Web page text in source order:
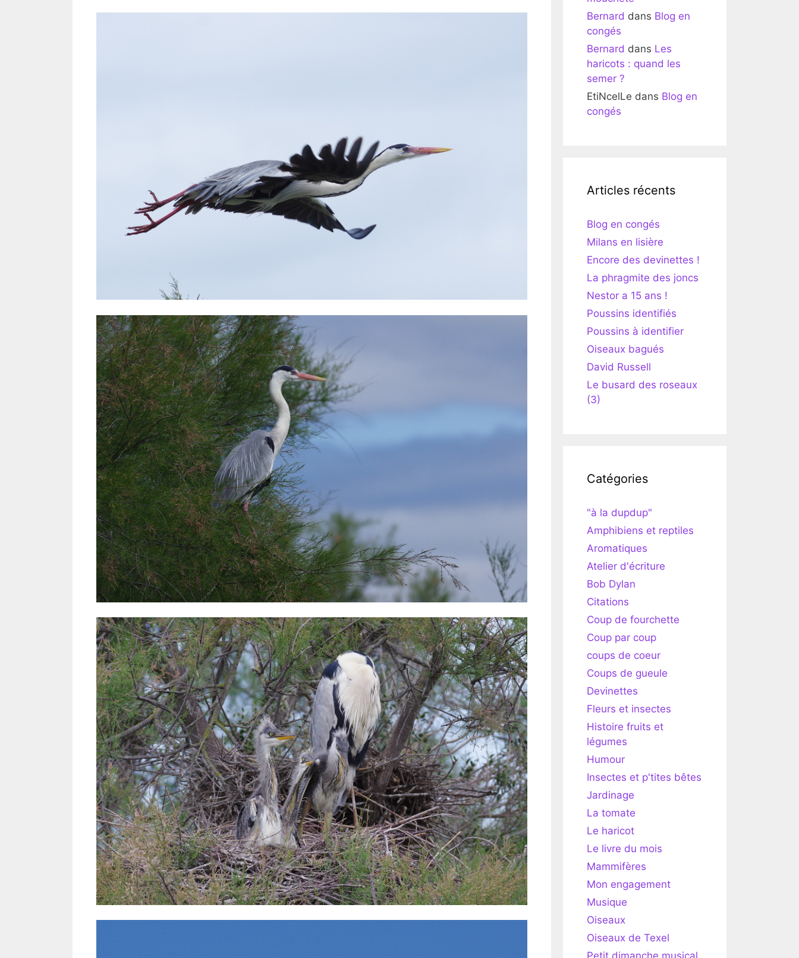
Bernard dans Blog en
congés
Bernard dans Les
haricots : quand les
semer ?
EtiNcelLe dans Blog en
congés
Articles récents
Blog en congés
Milans en lisière
Encore des devinettes !
La phragmite des joncs
Nestor a 15 ans !
Poussins identifiés
Poussins à identifier
Oiseaux bagués
David Russell
Le busard des roseaux
(3)
Catégories
"à la dupdup"
Amphibiens et reptiles
Aromatiques
Atelier d'écriture
Bob Dylan
Citations
Coup de fourchette
Coup par coup
coups de coeur
Coups de gueule
Devinettes
Fleurs et insectes
Histoire fruits et
légumes
Humour
Insectes et p'tites bêtes
Jardinage
La tomate
Le haricot
Le livre du mois
Mammifères
Mon engagement
Musique
Oiseaux
Oiseaux de Texel
Petit dimanche musical